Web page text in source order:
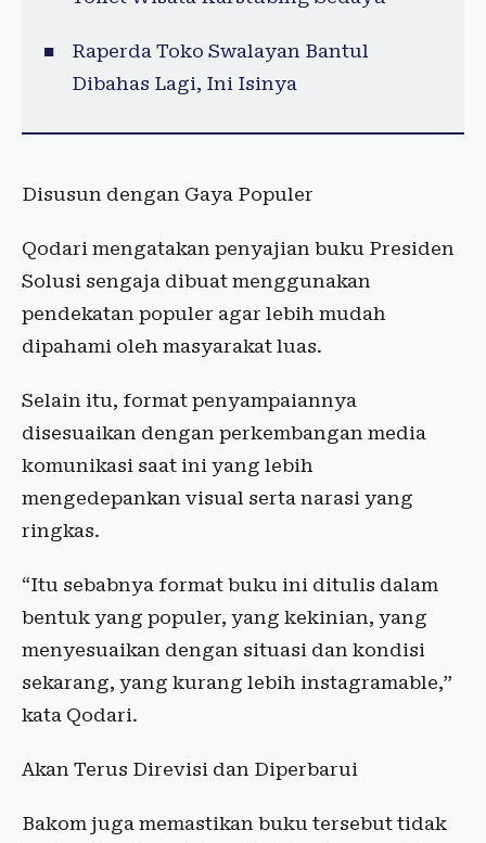
Raperda Toko Swalayan Bantul
Dibahas Lagi, Ini Isinya
Disusun dengan Gaya Populer
Qodari mengatakan penyajian buku Presiden
Solusi sengaja dibuat menggunakan
pendekatan populer agar lebih mudah
dipahami oleh masyarakat luas.
Selain itu, format penyampaiannya
disesuaikan dengan perkembangan media
komunikasi saat ini yang lebih
mengedepankan visual serta narasi yang
ringkas.
“Itu sebabnya format buku ini ditulis dalam
bentuk yang populer, yang kekinian, yang
menyesuaikan dengan situasi dan kondisi
sekarang, yang kurang lebih instagramable,”
kata Qodari.
Akan Terus Direvisi dan Diperbarui
Bakom juga memastikan buku tersebut tidak